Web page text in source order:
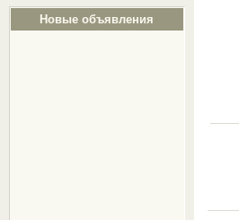
Новые объявления